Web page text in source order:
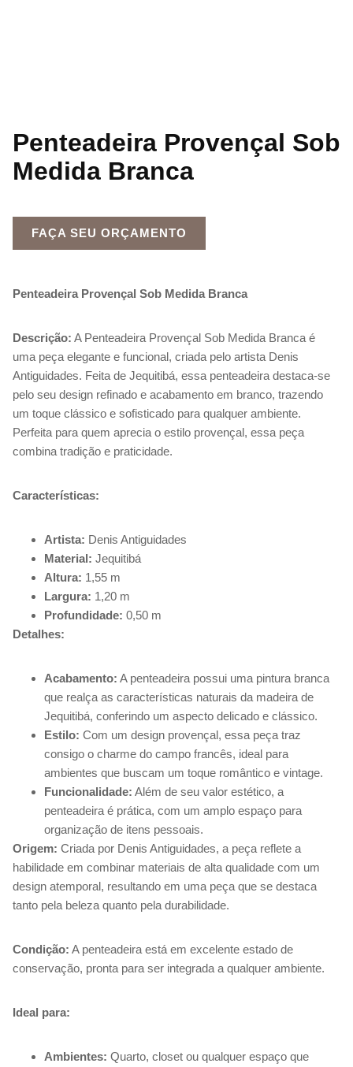
Penteadeira Provençal Sob
Medida Branca
FAÇA SEU ORÇAMENTO
Penteadeira Provençal Sob Medida Branca
Descrição: A Penteadeira Provençal Sob Medida Branca é
uma peça elegante e funcional, criada pelo artista Denis
Antiguidades. Feita de Jequitibá, essa penteadeira destaca-se
pelo seu design refinado e acabamento em branco, trazendo
um toque clássico e sofisticado para qualquer ambiente.
Perfeita para quem aprecia o estilo provençal, essa peça
combina tradição e praticidade.
Características:
Artista: Denis Antiguidades
Material: Jequitibá
Altura: 1,55 m
Largura: 1,20 m
Profundidade: 0,50 m
Detalhes:
Acabamento: A penteadeira possui uma pintura branca
que realça as características naturais da madeira de
Jequitibá, conferindo um aspecto delicado e clássico.
Estilo: Com um design provençal, essa peça traz
consigo o charme do campo francês, ideal para
ambientes que buscam um toque romântico e vintage.
Funcionalidade: Além de seu valor estético, a
penteadeira é prática, com um amplo espaço para
organização de itens pessoais.
Origem: Criada por Denis Antiguidades, a peça reflete a
habilidade em combinar materiais de alta qualidade com um
design atemporal, resultando em uma peça que se destaca
tanto pela beleza quanto pela durabilidade.
Condição: A penteadeira está em excelente estado de
conservação, pronta para ser integrada a qualquer ambiente.
Ideal para:
Ambientes: Quarto, closet ou qualquer espaço que